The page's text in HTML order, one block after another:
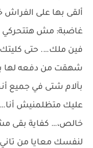
ألقى بها على الفراش
غاضبة: مش هتتحركي
فين ملك…. حتى
شهقت من دفعه لها
بآلام شتى في جميع
عليك متظلمنيش
خالص،… كفاية بقى
لنفسك معايا من